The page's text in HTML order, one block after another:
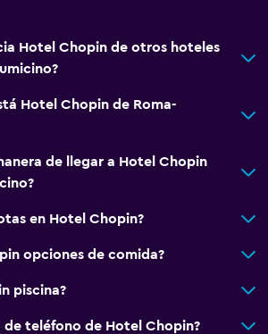
Hotel Chopin de otros hoteles
Hotel Chopin de Roma-
de llegar a Hotel Chopin
en Hotel Chopin?
opciones de comida?
piscina?
de teléfono de Hotel Chopin?